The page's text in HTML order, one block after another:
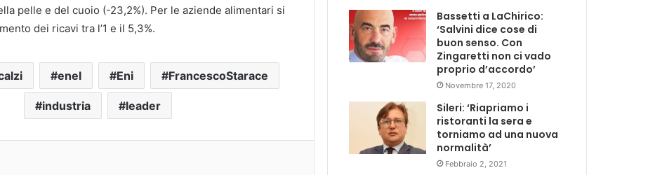
pelle e del cuoio (-23,2%). Per le aziende alimentari si
dei ricavi tra l’1 e il 5,3%.
enel Eni FrancescoStarace
industria leader
Bassetti a LaChirico:
‘Salvini dice cose di
buon senso. Con
Zingaretti non ci vado
proprio d’accordo’
Novembre 17, 2020
Sileri: ‘Riapriamo i
ristoranti la sera e
torniamo ad una nuova
normalità’
Febbraio 2, 2021